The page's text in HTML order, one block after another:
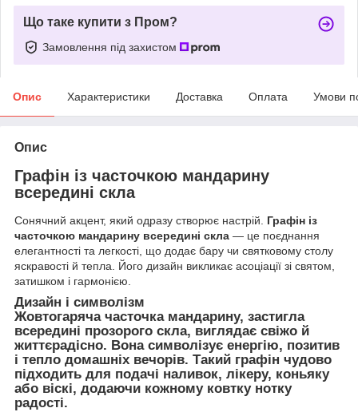
Що таке купити з Пром?
Замовлення під захистом
Опис Характеристики Доставка Оплата Умови
Опис
Графін із часточкою мандарину
всередині скла
Сонячний акцент, який одразу створює настрій. Графін із
часточкою мандарину всередині скла — це поєднання
елегантності та легкості, що додає бару чи святковому столу
яскравості й тепла. Його дизайн викликає асоціації зі святом,
затишком і гармонією.
Дизайн і символізм
Жовтогаряча часточка мандарину, застигла
всередині прозорого скла, виглядає свіжо й
життєрадісно. Вона символізує енергію, позитив
і тепло домашніх вечорів. Такий графін чудово
підходить для подачі наливок, лікеру, коньяку
або віскі, додаючи кожному ковтку нотку
радості.